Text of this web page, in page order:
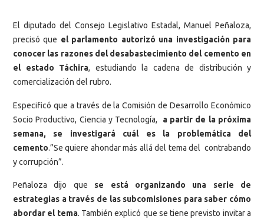
El diputado del Consejo Legislativo Estadal, Manuel Peñaloza,
precisó que el parlamento autorizó una investigación para
conocer las razones del desabastecimiento del cemento en
el estado Táchira, estudiando la cadena de distribución y
comercialización del rubro.
Especificó que a través de la Comisión de Desarrollo Económico
Socio Productivo, Ciencia y Tecnología, a partir de la próxima
semana, se investigará cuál es la problemática del
cemento.”Se quiere ahondar más allá del tema del contrabando
y corrupción”.
Peñaloza dijo que se está organizando una serie de
estrategias a través de las subcomisiones para saber cómo
abordar el tema. También explicó que se tiene previsto invitar a